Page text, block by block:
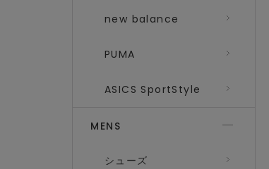
new balance
PUMA
ASICS SportStyle
MENS
シューズ